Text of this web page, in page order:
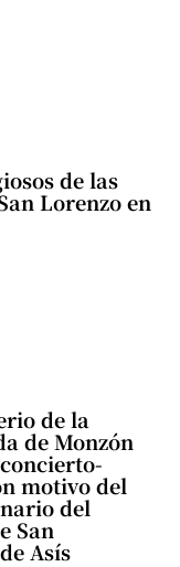
de las
Lorenzo en
de la
de Monzón
motivo del
del
San
Asís